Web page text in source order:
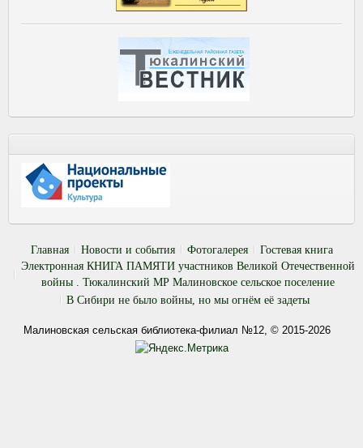
Главная Новости и события Фотогалерея
Гостевая книга
Электронная КНИГА ПАМЯТИ участников Великой Отечественной
войны . Тюкалинский МР Малиновское сельское поселение
В Сибири не было войны, но мы огнём её задеты
Малиновская сельская библиотека-филиал №12, © 2015-2026